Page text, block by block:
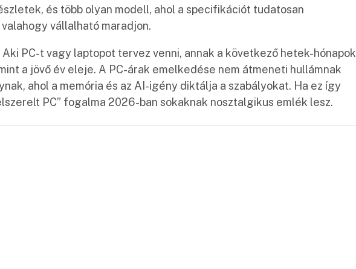
és több olyan modell, ahol a specifikációt tudatosan
vállalható maradjon.
PC-t vagy laptopot tervez venni, annak a következő hetek-hónapok
a jövő év eleje. A PC-árak emelkedése nem átmeneti hullámnak
ahol a memória és az AI-igény diktálja a szabályokat. Ha ez így
PC” fogalma 2026-ban sokaknak nosztalgikus emlék lesz.